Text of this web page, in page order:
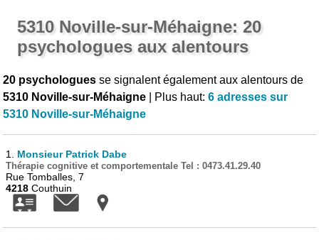
5310 Noville-sur-Méhaigne: 20
psychologues aux alentours
20 psychologues se signalent également aux alentours de
5310 Noville-sur-Méhaigne | Plus haut:6 adresses sur
5310 Noville-sur-Méhaigne
1. Monsieur Patrick Dabe
Thérapie cognitive et comportementale Tel : 0473.41.29.40
Rue Tomballes, 7
4218 Couthuin